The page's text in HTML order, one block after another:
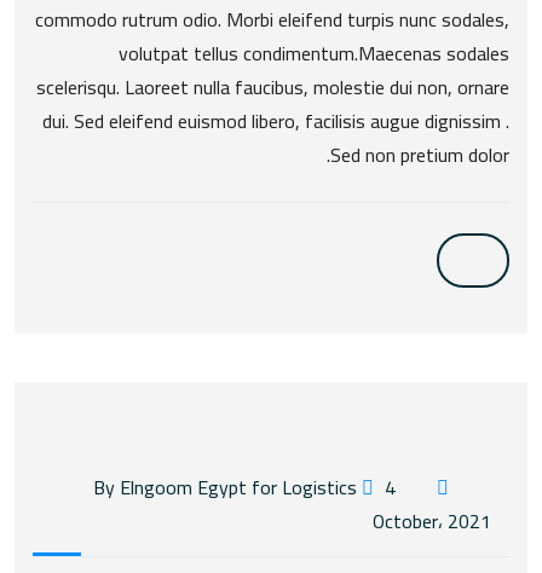
commodo rutrum odio. Morbi eleifend turpis nunc sodales,
volutpat tellus condimentum.Maecenas sodales
scelerisqu. Laoreet nulla faucibus, molestie dui non, ornare
dui. Sed eleifend euismod libero, facilisis augue dignissim .
Sed non pretium dolor.
4
October، 2021